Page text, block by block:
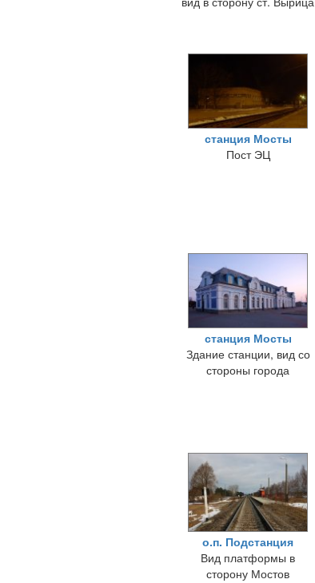
станция Мосты
Пост ЭЦ
станция Мосты
Здание станции, вид со
стороны города
о.п. Подстанция
Вид платформы в
сторону Мостов